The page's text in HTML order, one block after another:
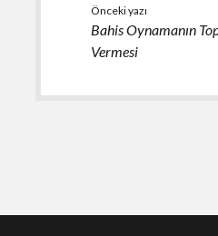
Önceki yazı
Bahis Oynamanın
Vermesi